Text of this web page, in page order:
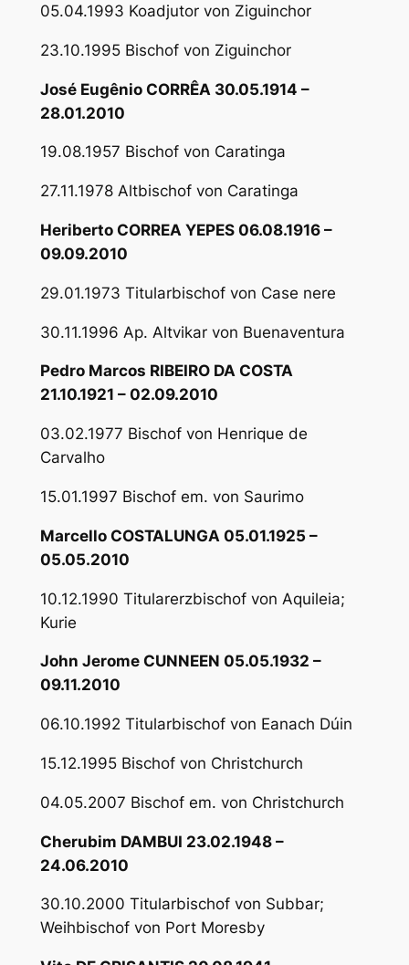
05.04.1993 Koadjutor von Ziguinchor
23.10.1995 Bischof von Ziguinchor
José Eugênio CORRÊA 30.05.1914 –
28.01.2010
19.08.1957 Bischof von Caratinga
27.11.1978 Altbischof von Caratinga
Heriberto CORREA YEPES 06.08.1916 –
09.09.2010
29.01.1973 Titularbischof von Case nere
30.11.1996 Ap. Altvikar von Buenaventura
Pedro Marcos RIBEIRO DA COSTA
21.10.1921 – 02.09.2010
03.02.1977 Bischof von Henrique de
Carvalho
15.01.1997 Bischof em. von Saurimo
Marcello COSTALUNGA 05.01.1925 –
05.05.2010
10.12.1990 Titularerzbischof von Aquileia;
Kurie
John Jerome CUNNEEN 05.05.1932 –
09.11.2010
06.10.1992 Titularbischof von Eanach Dúin
15.12.1995 Bischof von Christchurch
04.05.2007 Bischof em. von Christchurch
Cherubim DAMBUI 23.02.1948 –
24.06.2010
30.10.2000 Titularbischof von Subbar;
Weihbischof von Port Moresby